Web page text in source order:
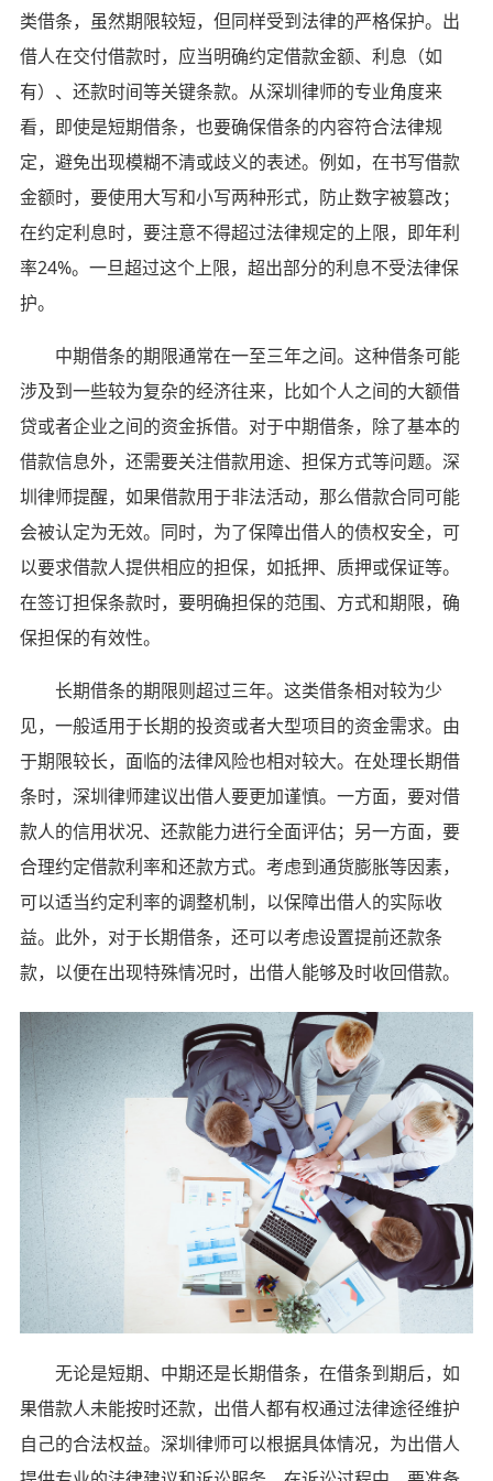
类借条，虽然期限较短，但同样受到法律的严格保护。出
借人在交付借款时，应当明确约定借款金额、利息（如
有）、还款时间等关键条款。从深圳律师的专业角度来
看，即使是短期借条，也要确保借条的内容符合法律规
定，避免出现模糊不清或歧义的表述。例如，在书写借款
金额时，要使用大写和小写两种形式，防止数字被篡改；
在约定利息时，要注意不得超过法律规定的上限，即年利
率24%。一旦超过这个上限，超出部分的利息不受法律保
护。
中期借条的期限通常在一至三年之间。这种借条可能
涉及到一些较为复杂的经济往来，比如个人之间的大额借
贷或者企业之间的资金拆借。对于中期借条，除了基本的
借款信息外，还需要关注借款用途、担保方式等问题。深
圳律师提醒，如果借款用于非法活动，那么借款合同可能
会被认定为无效。同时，为了保障出借人的债权安全，可
以要求借款人提供相应的担保，如抵押、质押或保证等。
在签订担保条款时，要明确担保的范围、方式和期限，确
保担保的有效性。
长期借条的期限则超过三年。这类借条相对较为少
见，一般适用于长期的投资或者大型项目的资金需求。由
于期限较长，面临的法律风险也相对较大。在处理长期借
条时，深圳律师建议出借人要更加谨慎。一方面，要对借
款人的信用状况、还款能力进行全面评估；另一方面，要
合理约定借款利率和还款方式。考虑到通货膨胀等因素，
可以适当约定利率的调整机制，以保障出借人的实际收
益。此外，对于长期借条，还可以考虑设置提前还款条
款，以便在出现特殊情况时，出借人能够及时收回借款。
无论是短期、中期还是长期借条，在借条到期后，如
果借款人未能按时还款，出借人都有权通过法律途径维护
自己的合法权益。深圳律师可以根据具体情况，为出借人